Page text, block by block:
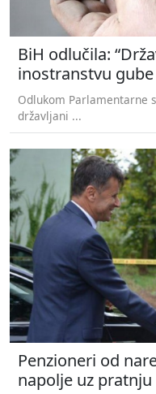
BiH odlučila:
inostranstvu
Odlukom Parlamentarne
državljani ...
Penzioneri od
napolje uz